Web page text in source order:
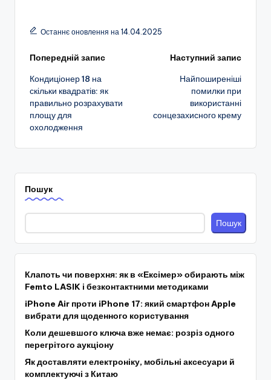
Останнє оновлення на 14.04.2025
Навігація
по
запису
Попередній запис
Кондиціонер 18 на
скільки квадратів: як
правильно розрахувати
площу для
охолодження
Наступний запис
Найпоширеніші
помилки при
використанні
сонцезахисного крему
Пошук
Пошук
Клапоть чи поверхня: як в «Ексімер» обирають між
Femto LASIK і безконтактними методиками
iPhone Air проти iPhone 17: який смартфон Apple
вибрати для щоденного користування
Коли дешевшого ключа вже немає: розріз одного
перегрітого аукціону
Як доставляти електроніку, мобільні аксесуари й
комплектуючі з Китаю